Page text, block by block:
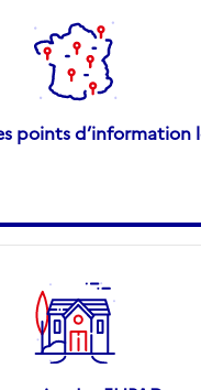
points d’information